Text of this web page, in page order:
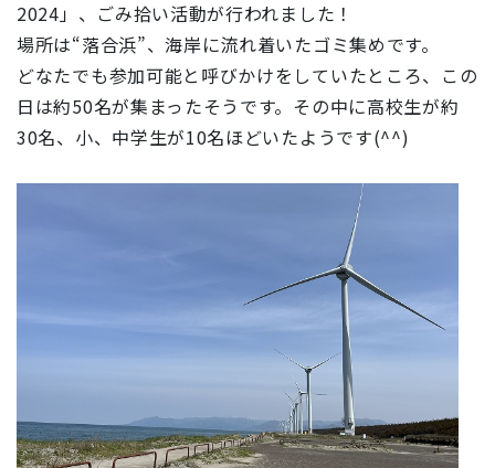
2024」、ごみ拾い活動が行われました！
場所は“落合浜”、海岸に流れ着いたゴミ集めです。
どなたでも参加可能と呼びかけをしていたところ、この
日は約50名が集まったそうです。その中に高校生が約
30名、小、中学生が10名ほどいたようです(^^)